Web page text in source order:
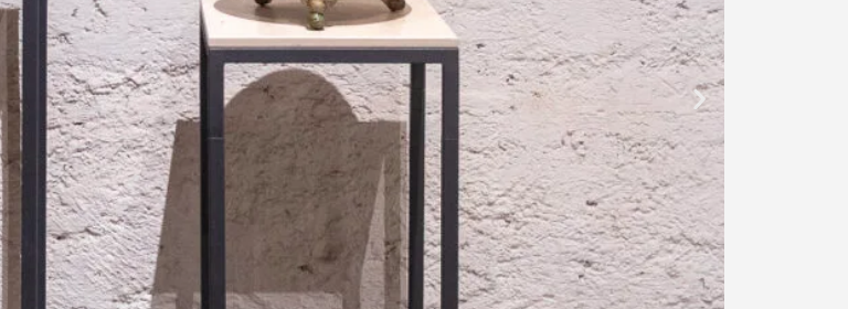
Podeste & Küchenzeile